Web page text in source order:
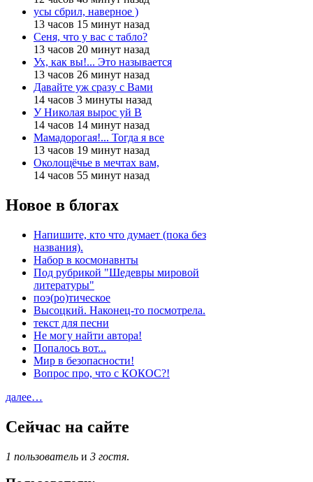
усы сбрил, наверное )
13 часов 15 минут назад
Сеня, что у вас с табло?
13 часов 20 минут назад
Ух, как вы!... Это называется
13 часов 26 минут назад
Давайте уж сразу с Вами
14 часов 3 минуты назад
У Николая вырос уй В
14 часов 14 минут назад
Мамадорогая!... Тогда я все
13 часов 19 минут назад
Околощёчье в мечтах вам,
14 часов 55 минут назад
Новое в блогах
Напишите, кто что думает (пока без
названия).
Набор в космонавнты
Под рубрикой "Шедевры мировой
литературы"
поэ(ро)тическое
Высоцкий. Наконец-то посмотрела.
текст для песни
Не могу найти автора!
Попалось вот...
Мир в безопасности!
Вопрос про, что с КОКОС?!
далее…
Сейчас на сайте
1 пользователь и 3 гостя.